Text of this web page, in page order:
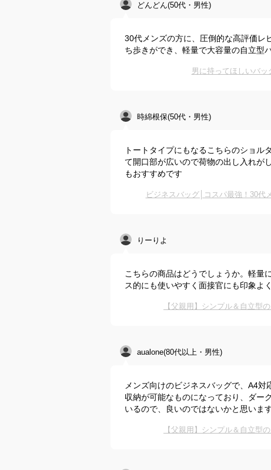
どんどん(50代・男性)
30代メンズの方に、圧倒的な高評価レ
ち歩きができ、軽量で大容量の自立型
男に持ってほしいバッ
時綿根保(50代・男性)
トートタイプにもなるこちらのショ
て開口部が広いので荷物の出し入れが
もおすすめです
ビジネスバッグ│コスパ最強！30代
りーりよ
こちらの商品はどうでしょうか。軽量
ス的にも使いやすく面接官にも印象よ
【父親用】シンプル＆自立型
aualone(80代以上・男性)
メンズ向けのビジネスバッグで、A4
収納が可能なものになっており、ダー
いるので、良いのではないかと思います
【父親用】シンプル＆自立型